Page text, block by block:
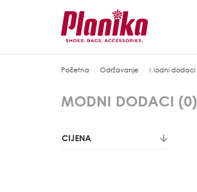
Početna Održavanje Modni dodaci
MODNI DODACI (0)
CIJENA